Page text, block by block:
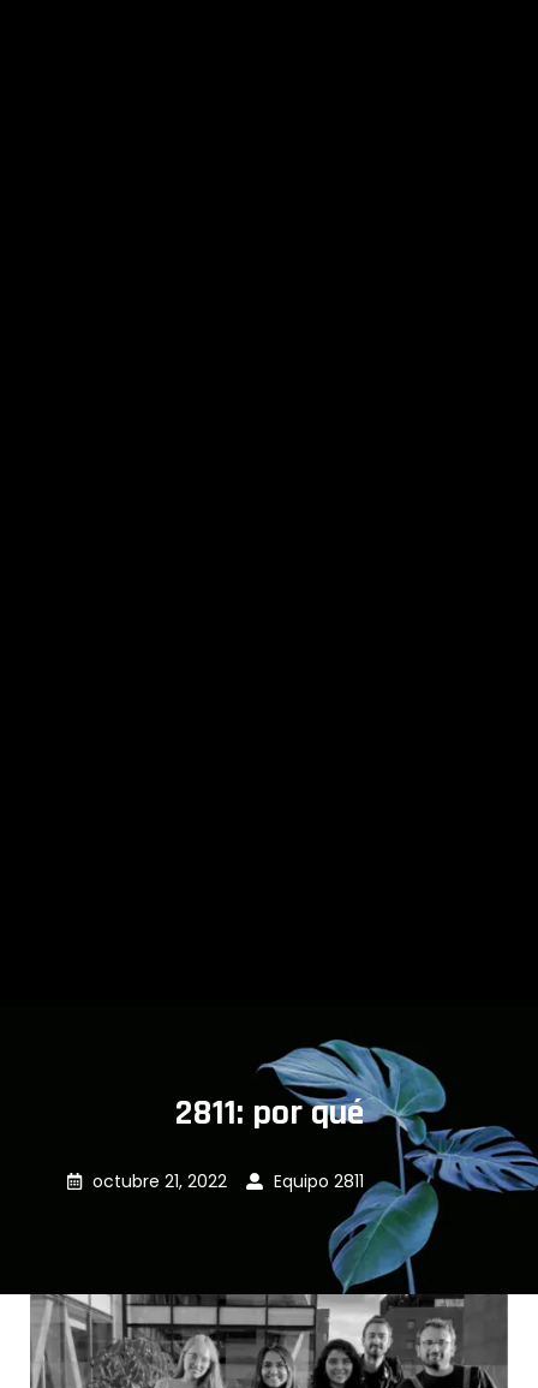
2811: por qué
octubre 21, 2022 Equipo 2811